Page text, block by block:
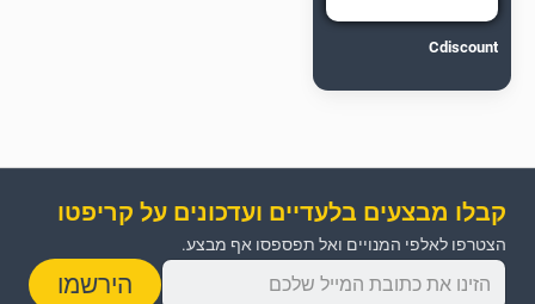
Cdiscount
קבלו מבצעים בלעדיים ועדכונים על קריפטו
הצטרפו לאלפי המנויים ואל תפספסו אף מבצע.
הירשמו